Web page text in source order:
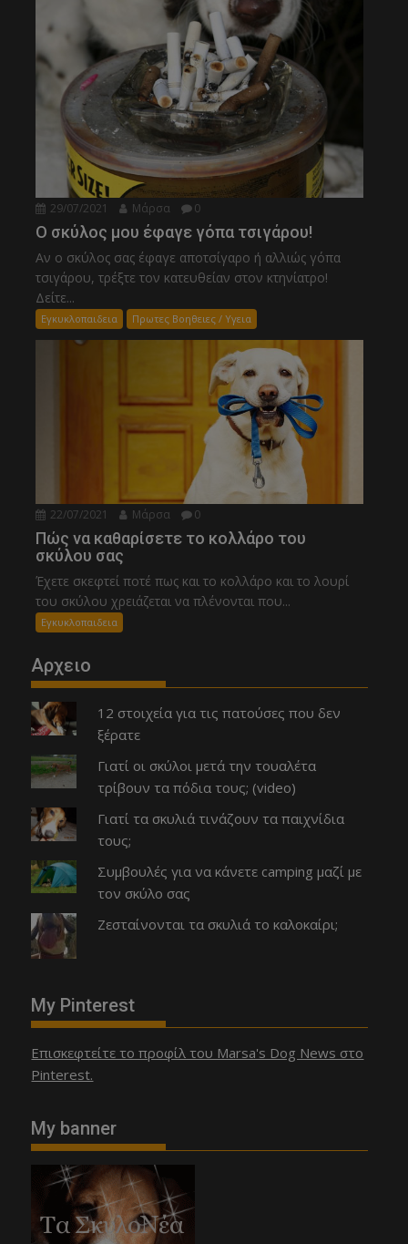
29/07/2021 Μάρσα 0
Ο σκύλος μου έφαγε γόπα τσιγάρου!
Αν ο σκύλος σας έφαγε αποτσίγαρο ή αλλιώς γόπα
τσιγάρου, τρέξτε τον κατευθείαν στον κτηνίατρο!
Δείτε...
Εγκυκλοπαιδεια Πρωτες Βοηθειες / Υγεια
22/07/2021 Μάρσα 0
Πώς να καθαρίσετε το κολλάρο του
σκύλου σας
Έχετε σκεφτεί ποτέ πως και το κολλάρο και το λουρί
του σκύλου χρειάζεται να πλένονται που...
Εγκυκλοπαιδεια
Αρχειο
12 στοιχεία για τις πατούσες που δεν
ξέρατε
Γιατί οι σκύλοι μετά την τουαλέτα
τρίβουν τα πόδια τους; (video)
Γιατί τα σκυλιά τινάζουν τα παιχνίδια
τους;
Συμβουλές για να κάνετε camping μαζί με
τον σκύλο σας
Ζεσταίνονται τα σκυλιά το καλοκαίρι;
My Pinterest
Επισκεφτείτε το προφίλ του Marsa's Dog News στο
Pinterest.
My banner